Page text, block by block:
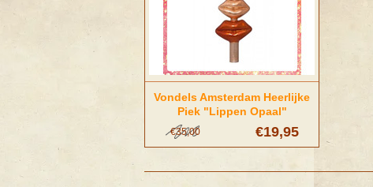
Vondels Amsterdam Heerlijke
Piek "Lippen Opaal"
€19,95
€35,00